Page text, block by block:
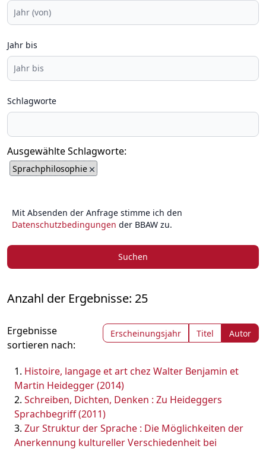
Jahr bis
Schlagworte
Ausgewählte Schlagworte:
Sprachphilosophie
Mit Absenden der Anfrage stimme ich den
Datenschutzbedingungen der BBAW zu.
Suchen
Anzahl der Ergebnisse: 25
Ergebnisse
sortieren nach:
Erscheinungsjahr Titel Autor
Histoire, langage et art chez Walter Benjamin et
Martin Heidegger (2014)
Schreiben, Dichten, Denken : Zu Heideggers
Sprachbegriff (2011)
Zur Struktur der Sprache : Die Möglichkeiten der
Anerkennung kultureller Verschiedenheit bei